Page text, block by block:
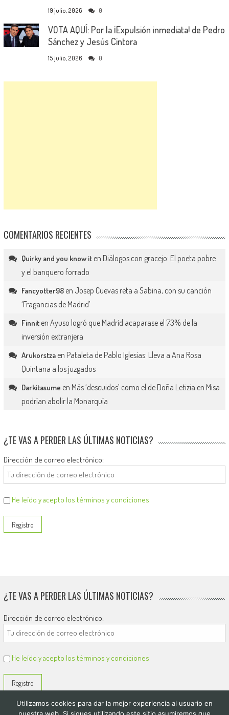
19 julio, 2026 0
VOTA AQUÍ: Por la ¡Expulsión inmediata! de Pedro
Sánchez y Jesús Cintora
15 julio, 2026 0
COMENTARIOS RECIENTES
Quirky and you know iten Diálogos con gracejo: El poeta pobre
y el banquero forrado
Fancyotter98en Josep Cuevas reta a Sabina, con su canción
‘Fragancias de Madrid’
Finniten Ayuso logró que Madrid acaparase el 73% de la
inversión extranjera
Arukorstzaen Pataleta de Pablo Iglesias: Lleva a Ana Rosa
Quintana a los juzgados
Darkitasume en Más ‘descuidos’ como el de Doña Letizia en Misa
podrían abolir la Monarquía
¿TE VAS A PERDER LAS ÚLTIMAS NOTICIAS?
Dirección de correo electrónico:
He leído y acepto los términos y condiciones
¿TE VAS A PERDER LAS ÚLTIMAS NOTICIAS?
Dirección de correo electrónico:
He leído y acepto los términos y condiciones
Utilizamos cookies para dar la mejor experiencia al usuario en